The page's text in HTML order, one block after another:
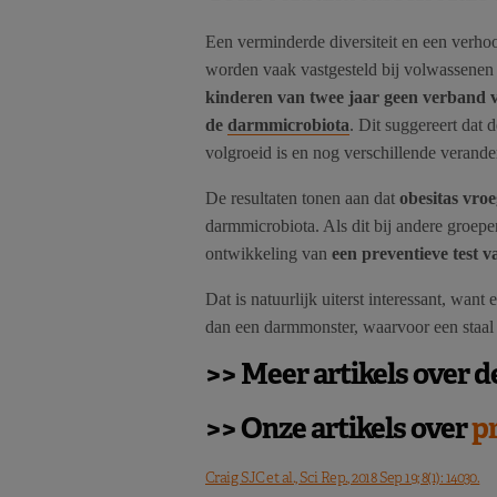
Een verminderde diversiteit en een
worden vaak vastgesteld bij volwassenen
kinderen van twee jaar geen verband
de darmmicrobiota. Dit suggereert dat
volgroeid is en nog verschillende
De resultaten tonen aan dat obesitas
darmmicrobiota. Als dit bij andere
ontwikkeling van een preventieve test
Dat is natuurlijk uiterst interessant, want
dan een darmmonster, waarvoor een
>> Meer artikels over
>> Onze artikels over
Craig SJC et al., Sci Rep., 2018 Sep 19; 8(1): 14030.